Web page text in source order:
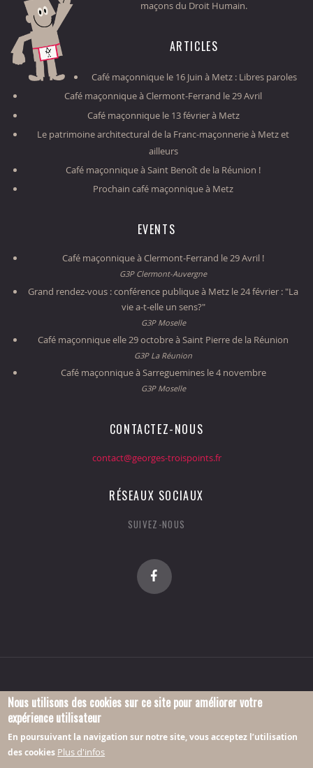
maçons du Droit Humain.
ARTICLES
Café maçonnique le 16 Juin à Metz : Libres paroles
Café maçonnique à Clermont-Ferrand le 29 Avril
Café maçonnique le 13 février à Metz
Le patrimoine architectural de la Franc-maçonnerie à Metz et
ailleurs
Café maçonnique à Saint Benoît de la Réunion !
Prochain café maçonnique à Metz
EVENTS
Café maçonnique à Clermont-Ferrand le 29 Avril !
G3P Clermont-Auvergne
Grand rendez-vous : conférence publique à Metz le 24 février : "La
vie a-t-elle un sens?"
G3P Moselle
Café maçonnique elle 29 octobre à Saint Pierre de la Réunion
G3P La Réunion
Café maçonnique à Sarreguemines le 4 novembre
G3P Moselle
CONTACTEZ-NOUS
contact@georges-troispoints.fr
RÉSEAUX SOCIAUX
SUIVEZ-NOUS
Nous utilisons des cookies sur ce site pour améliorer votre
expérience utilisateur
En poursuivant la navigation sur notre site, vous acceptez l’utilisation
des cookies Plus d'infos